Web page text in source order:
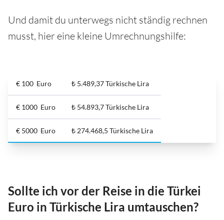
Und damit du unterwegs nicht ständig rechnen
musst, hier eine kleine Umrechnungshilfe:
€ 100 Euro ₺ 5.489,37 Türkische Lira
€ 1000 Euro ₺ 54.893,7 Türkische Lira
€ 5000 Euro ₺ 274.468,5 Türkische Lira
Sollte ich vor der Reise in die Türkei
Euro in Türkische Lira umtauschen?